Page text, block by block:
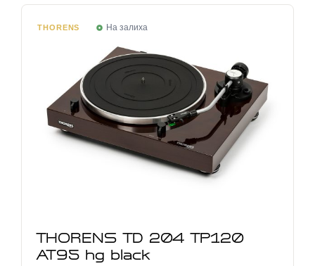
THORENS На залиха
THORENS TD 204 TP120
AT95 hg black